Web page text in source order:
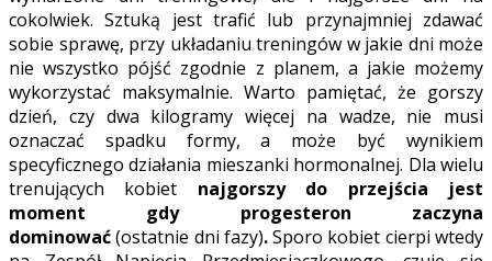
cokolwiek. Sztuką jest trafić lub przynajmniej zdawać
sobie sprawę, przy układaniu treningów w jakie dni może
nie wszystko pójść zgodnie z planem, a jakie możemy
wykorzystać maksymalnie. Warto pamiętać, że gorszy
dzień, czy dwa kilogramy więcej na wadze, nie musi
oznaczać spadku formy, a może być wynikiem
specyficznego działania mieszanki hormonalnej. Dla wielu
trenujących kobiet najgorszy do przejścia jest
moment gdy progesteron zaczyna
dominować(ostatnie dni fazy).Sporo kobiet cierpi wtedy